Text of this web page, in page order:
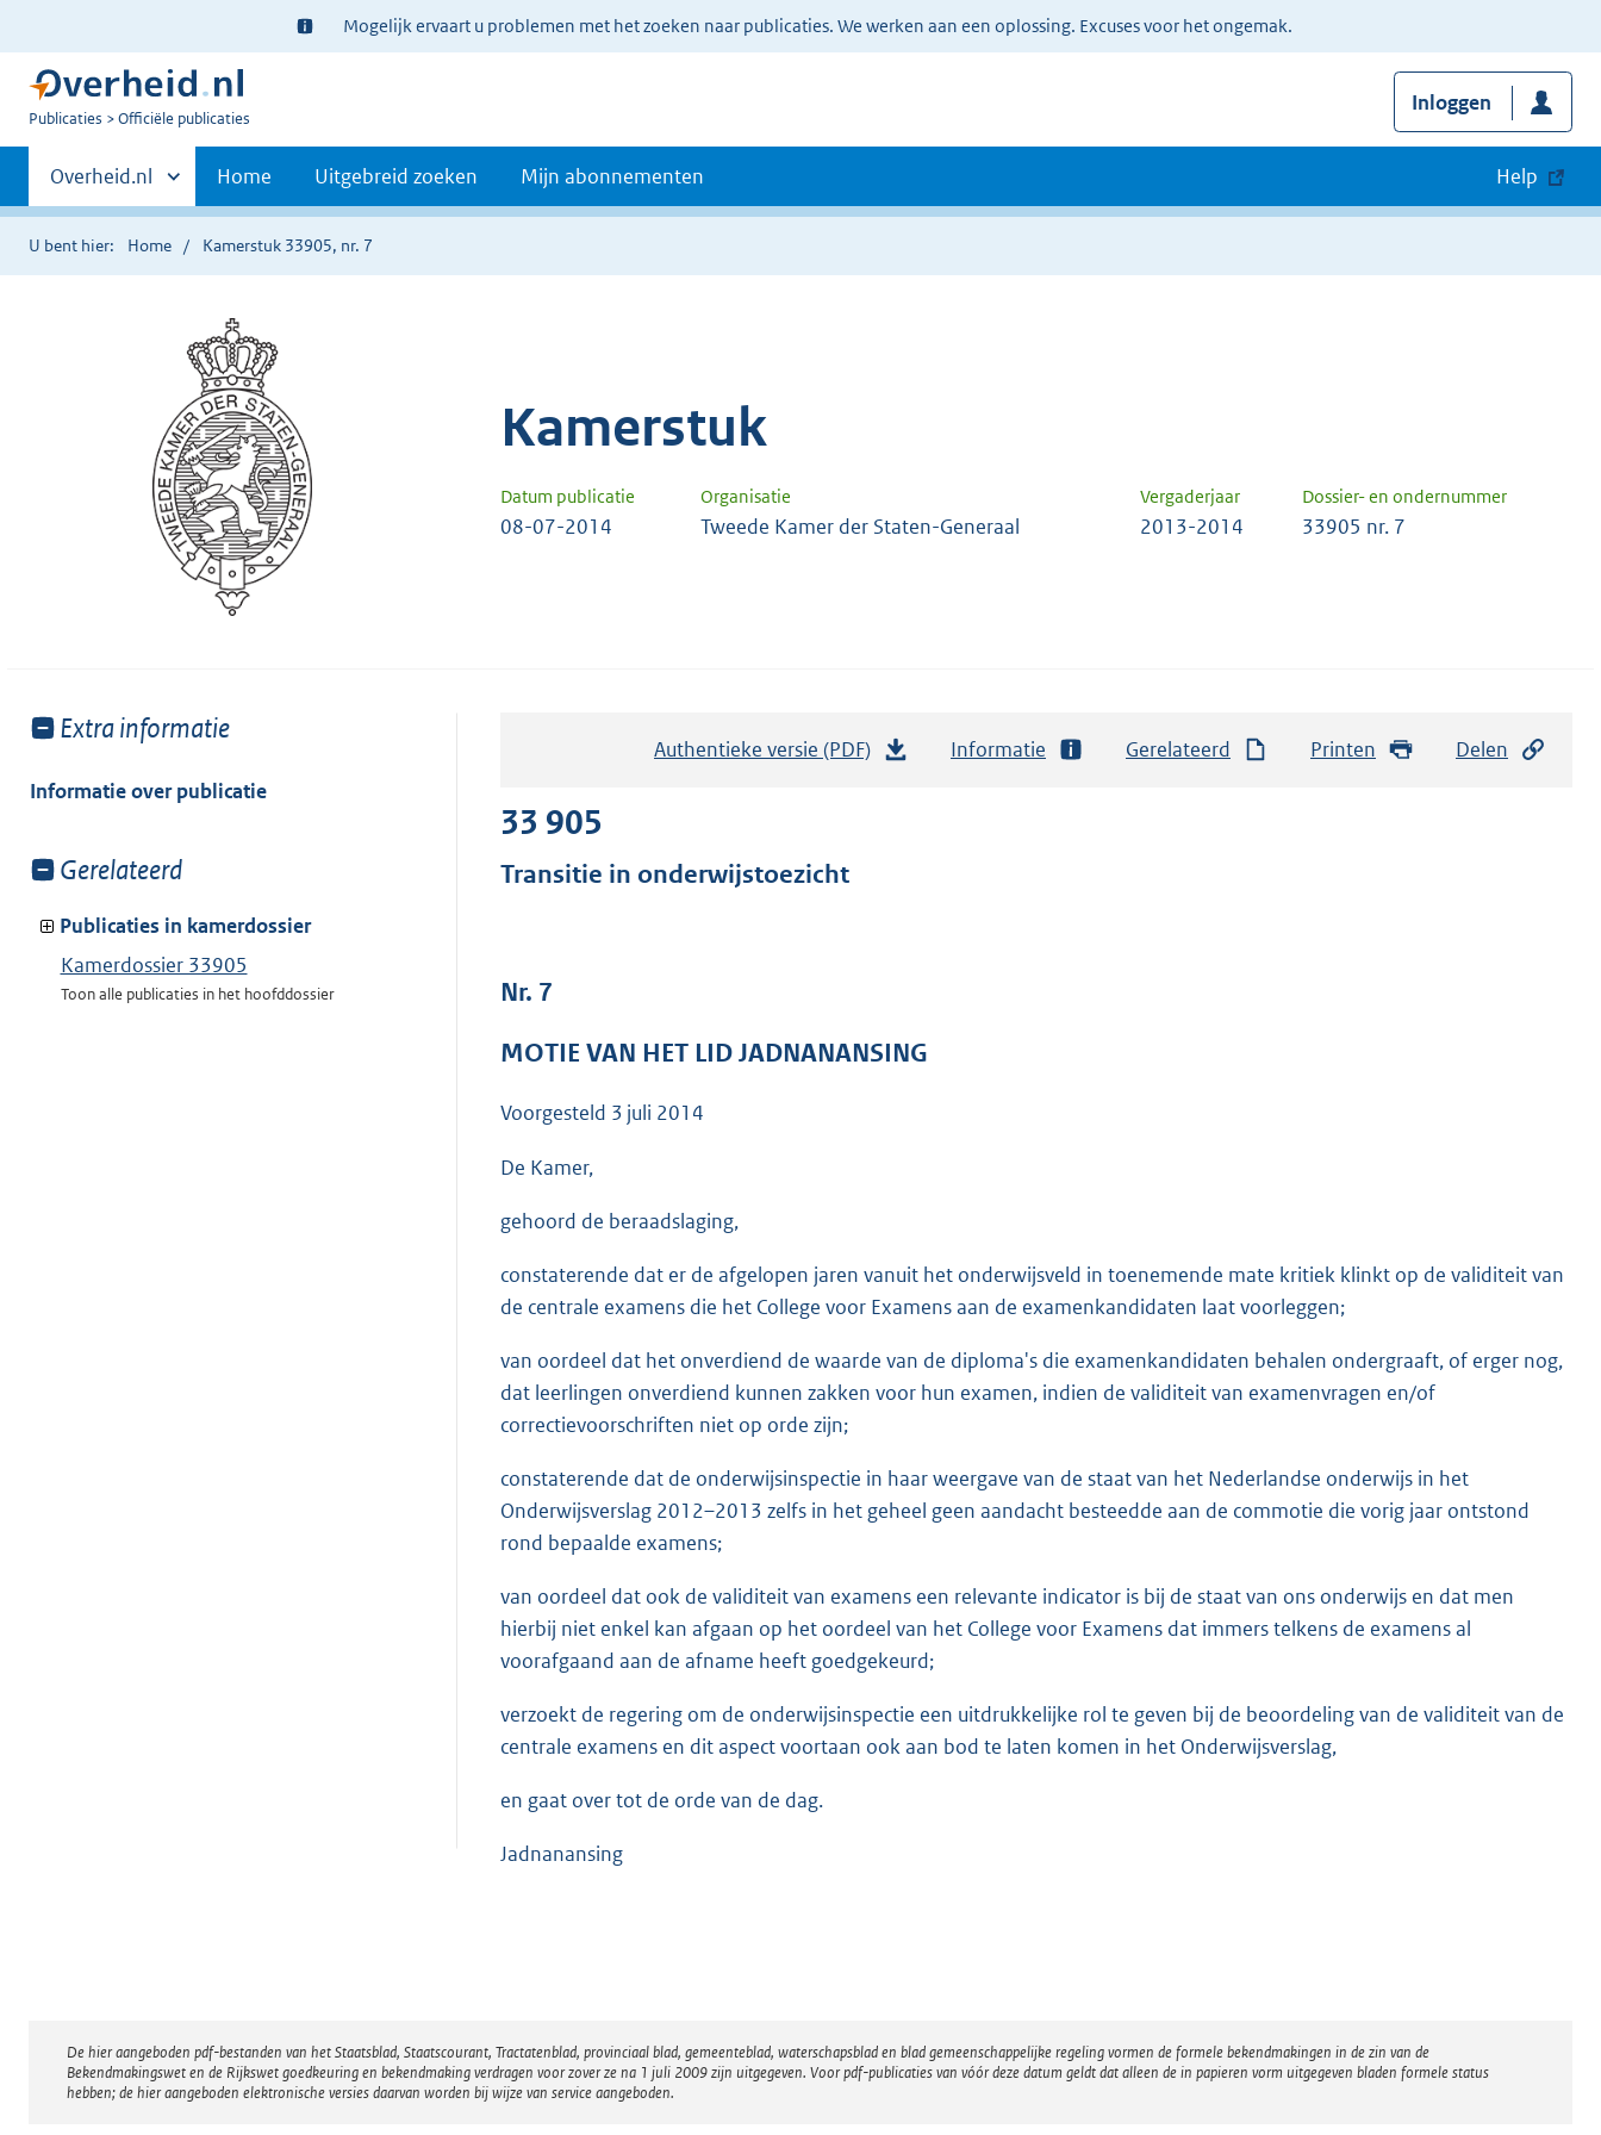
Ter
informatie:
Mogelijk ervaart u problemen met het zoeken naar publicaties. We werken aan een oplossing. Excuses voor het ongemak.
U
Publicaties Officiële publicaties
Inloggen
Primaire
navigatie
Andere
sites
binnen
Overheid.nl Home Uitgebreid zoeken Mijn abonnementen Help
U bent hier: Home Kamerstuk 33905, nr. 7
Kamerstuk
Datum publicatie Organisatie Vergaderjaar Dossier- en ondernummer
08-07-2014 Tweede Kamer der Staten-Generaal 2013-2014 33905 nr. 7
Toon
van:
Extra informatie
Informatie over publicatie
Toon
van:
Gerelateerd
Publicaties in kamerdossier
Kamerdossier 33905
Toon alle publicaties in het hoofddossier
Authentieke versie (PDF)
r
5
b
Informatie Gerelateerd Printen Delen
33 905
Transitie in onderwijstoezicht
Nr. 7
MOTIE VAN HET LID JADNANANSING
Voorgesteld 3 juli 2014
De Kamer,
gehoord de beraadslaging,
constaterende dat er de afgelopen jaren vanuit het onderwijsveld in toenemende mate kritiek klinkt op de validiteit van
de centrale examens die het College voor Examens aan de examenkandidaten laat voorleggen;
van oordeel dat het onverdiend de waarde van de diploma's die examenkandidaten behalen ondergraaft, of erger nog,
dat leerlingen onverdiend kunnen zakken voor hun examen, indien de validiteit van examenvragen en/of
correctievoorschriften niet op orde zijn;
constaterende dat de onderwijsinspectie in haar weergave van de staat van het Nederlandse onderwijs in het
Onderwijsverslag 2012–2013 zelfs in het geheel geen aandacht besteedde aan de commotie die vorig jaar ontstond
rond bepaalde examens;
van oordeel dat ook de validiteit van examens een relevante indicator is bij de staat van ons onderwijs en dat men
hierbij niet enkel kan afgaan op het oordeel van het College voor Examens dat immers telkens de examens al
voorafgaand aan de afname heeft goedgekeurd;
verzoekt de regering om de onderwijsinspectie een uitdrukkelijke rol te geven bij de beoordeling van de validiteit van de
centrale examens en dit aspect voortaan ook aan bod te laten komen in het Onderwijsverslag,
en gaat over tot de orde van de dag.
Jadnanansing
Disclaimer
De hier aangeboden pdf-bestanden van het Staatsblad, Staatscourant, Tractatenblad, provinciaal blad, gemeenteblad, waterschapsblad en blad gemeenschappelijke regeling vormen de formele bekendmakingen in de zin van de
Bekendmakingswet en de Rijkswet goedkeuring en bekendmaking verdragen voor zover ze na 1 juli 2009 zijn uitgegeven. Voor pdf-publicaties van vóór deze datum geldt dat alleen de in papieren vorm uitgegeven bladen formele status
hebben; de hier aangeboden elektronische versies daarvan worden bij wijze van service aangeboden.